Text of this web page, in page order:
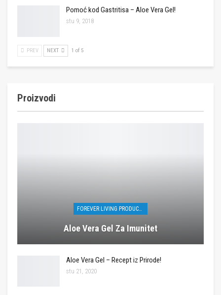
Pomoć kod Gastritisa – Aloe Vera Gel!
stu 9, 2018
PREV NEXT 1 of 5
Proizvodi
Aloe Vera Gel Za Imunitet
Aloe Vera Gel – Recept iz Prirode!
stu 21, 2020